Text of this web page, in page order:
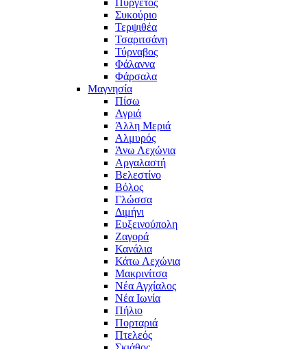
Συκούριο
Τερψιθέα
Τσαριτσάνη
Τύρναβος
Φάλαννα
Φάρσαλα
Μαγνησία
Πίσω
Αγριά
Άλλη Μεριά
Αλμυρός
Άνω Λεχώνια
Αργαλαστή
Βελεστίνο
Βόλος
Γλώσσα
Διμήνι
Ευξεινούπολη
Ζαγορά
Κανάλια
Κάτω Λεχώνια
Μακρινίτσα
Νέα Αγχίαλος
Νέα Ιωνία
Πήλιο
Πορταριά
Πτελεός